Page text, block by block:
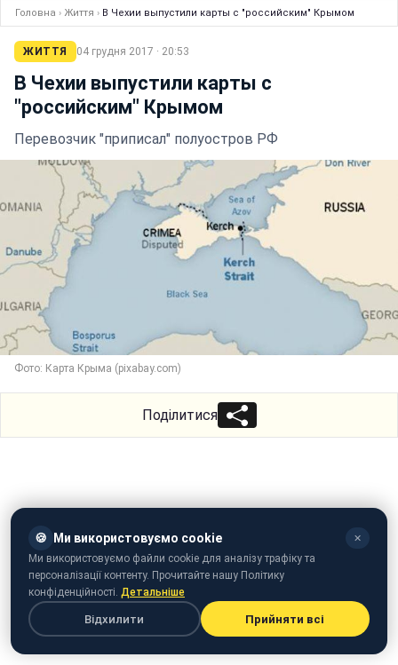
Головна › Життя › В Чехии выпустили карты с "российским" Крымом
ЖИТТЯ 04 грудня 2017 · 20:53
В Чехии выпустили карты с
"российским" Крымом
Перевозчик "приписал" полуостров РФ
Фото: Карта Крыма (pixabay.com)
Поділитися
🍪 Ми використовуємо cookie ✕
Ми використовуємо файли cookie для аналізу трафіку та
персоналізації контенту. Прочитайте нашу Політику
конфіденційності. Детальніше
Відхилити Прийняти всі